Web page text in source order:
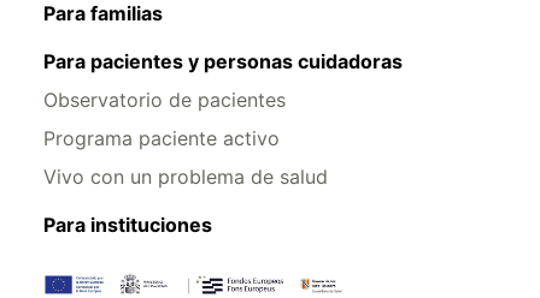
Para familias
Para pacientes y personas cuidadoras
Observatorio de pacientes
Programa paciente activo
Vivo con un problema de salud
Para instituciones